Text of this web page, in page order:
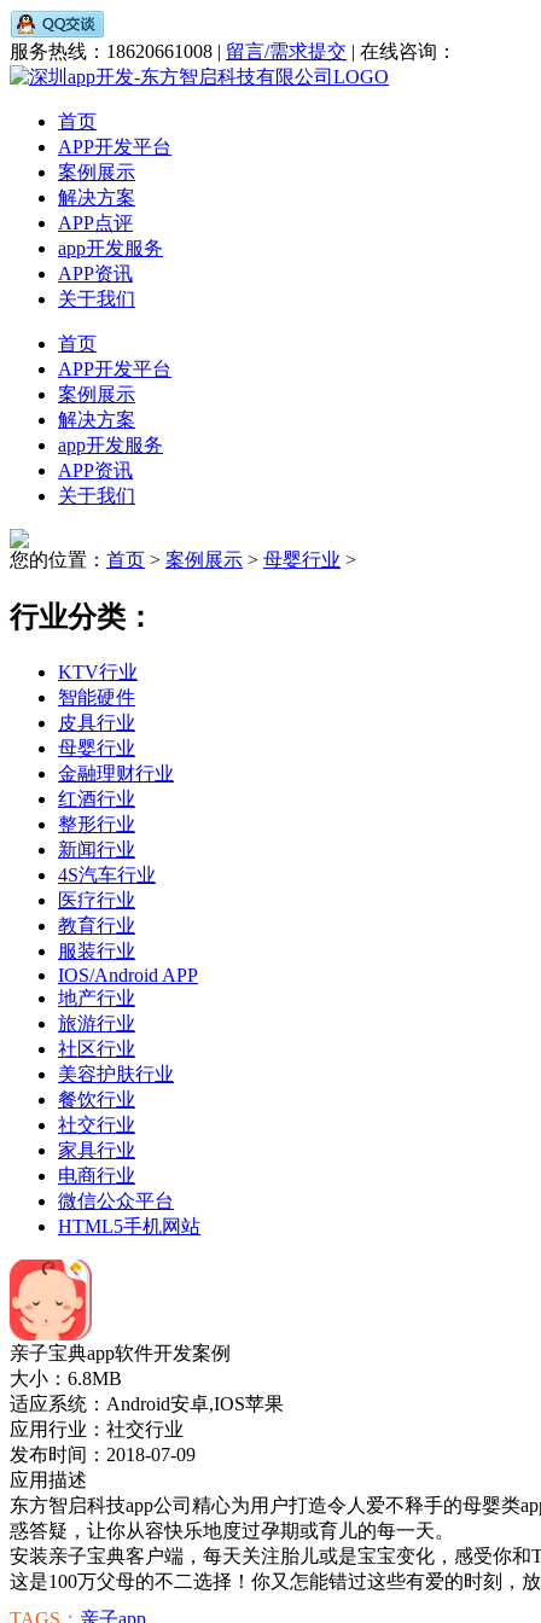
服务热线：18620661008 | 留言/需求提交 | 在线咨询：
首页
APP开发平台
案例展示
解决方案
APP点评
app开发服务
APP资讯
关于我们
首页
APP开发平台
案例展示
解决方案
app开发服务
APP资讯
关于我们
您的位置： 首页 > 案例展示 > 母婴行业 >
行业分类：
KTV行业
智能硬件
皮具行业
母婴行业
金融理财行业
红酒行业
整形行业
新闻行业
4S汽车行业
医疗行业
教育行业
服装行业
IOS/Android APP
地产行业
旅游行业
社区行业
美容护肤行业
餐饮行业
社交行业
家具行业
电商行业
微信公众平台
HTML5手机网站
亲子宝典app软件开发案例
大小：6.8MB
适应系统：Android安卓,IOS苹果
应用行业：社交行业
发布时间：2018-07-09
应用描述
东方智启科技app公司精心为用户打造令人爱不释手的母婴类
惑答疑，让你从容快乐地度过孕期或育儿的每一天。
安装亲子宝典客户端，每天关注胎儿或是宝宝变化，感受你
这是100万父母的不二选择！你又怎能错过这些有爱的时刻，
TAGS： 亲子app